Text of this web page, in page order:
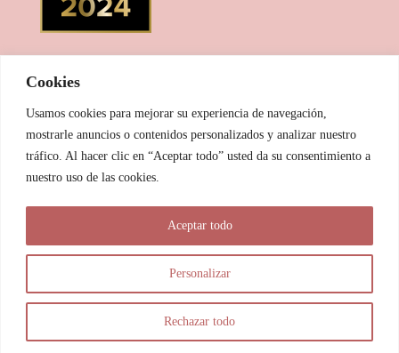
Cookies
Usamos cookies para mejorar su experiencia de navegación,
mostrarle anuncios o contenidos personalizados y analizar nuestro
tráfico. Al hacer clic en “Aceptar todo” usted da su consentimiento a
nuestro uso de las cookies.
Personalizar
Rechazar todo
Aceptar todo
© 2025 Las Pitxiak de la Cabra
María Temprano Sanjurjo | C/ Río Aliste nº 2B, 49190, Morales
del Vino - Zamora
atención: De 9.00 a 21.00 horas (vía Whatsapp)